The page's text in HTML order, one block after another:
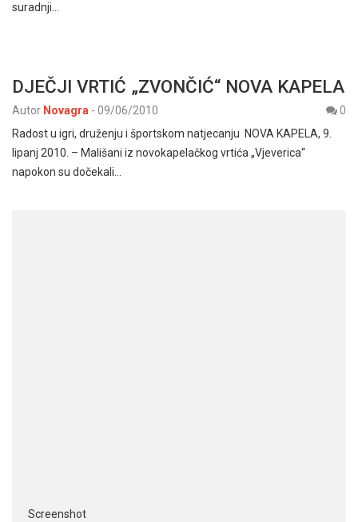
suradnji…
DJEČJI VRTIĆ „ZVONČIĆ“ NOVA KAPELA
Autor Novagra - 09/06/2010
0
Radost u igri, druženju i športskom natjecanju NOVA KAPELA, 9.
lipanj 2010. – Mališani iz novokapelačkog vrtića „Vjeverica“
napokon su dočekali…
Screenshot